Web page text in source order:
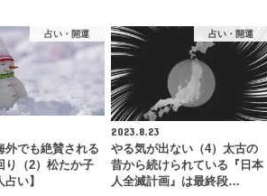
占い・開運
外でも絶賛される
り（2）松たか子
い】
占い・開運
2023.8.23
やる気が出ない（4）太古の
昔から続けられている『日本
人全滅計画』は最終段…